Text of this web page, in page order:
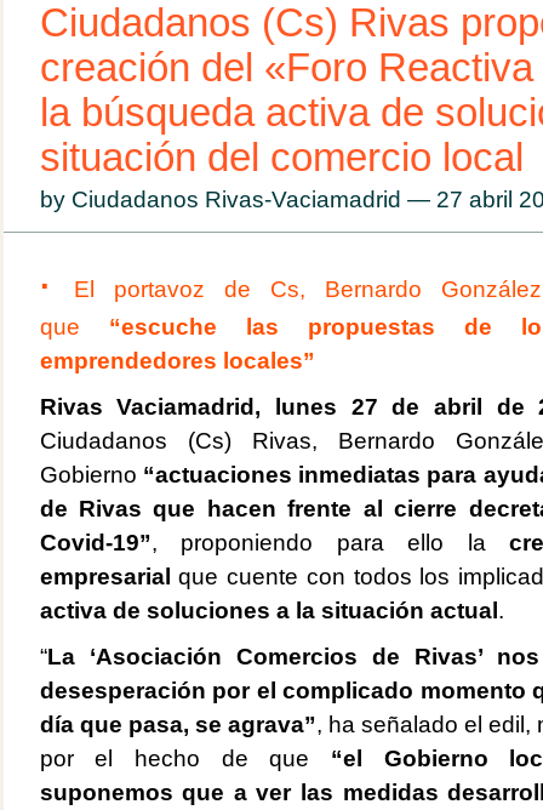
Ciudadanos (Cs) Rivas
creación del «Foro
la búsqueda activa de
situación del comercio local
by Ciudadanos Rivas-Vaciamadrid — 27 abril
· El portavoz de Cs, Bernardo
que “escuche las propuestas de
emprendedores locales”
Rivas Vaciamadrid, lunes 27 de abril de
Ciudadanos (Cs) Rivas, Bernardo
Gobierno “actuaciones inmediatas para
de Rivas que hacen frente al cierre
Covid-19”, proponiendo para ello la
empresarialque cuente con todos los
activa de soluciones a la situación actual .
“La ‘Asociación Comercios de Rivas’
desesperación por el complicado momento
día que pasa, se agrava”, ha señalado el edil,
por el hecho de que “el Gobierno
suponemos que a ver las medidas